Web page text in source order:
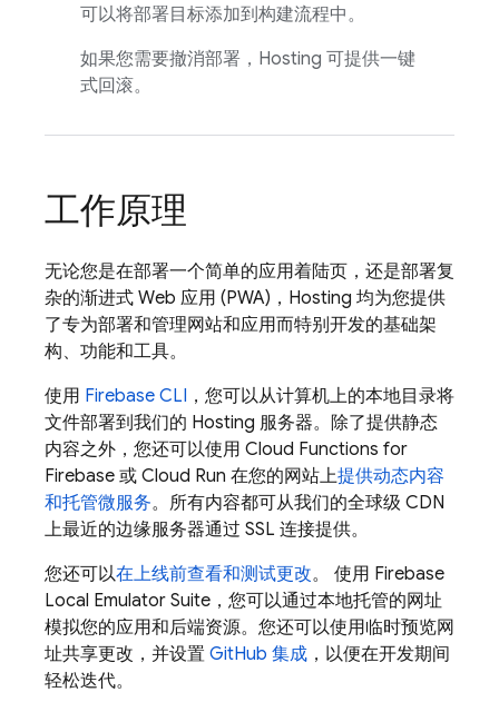
可以将部署目标添加到构建流程中。
如果您需要撤消部署， Hosting 可提供一键
式回滚。
工作原理
无论您是在部署一个简单的应用着陆页，还是部署复
杂的渐进式 Web 应用 (PWA)， Hosting 均为您提供
了专为部署和管理网站和应用而特别开发的基础架
构、功能和工具。
使用 Firebase CLI ，您可以从计算机上的本地目录将
文件部署到我们的 Hosting 服务器。除了提供静态
内容之外，您还可以使用 Cloud Functions for
Firebase 或 Cloud Run 在您的网站上提供动态内容
和托管微服务。所有内容都可从我们的全球级 CDN
上最近的边缘服务器通过 SSL 连接提供。
您还可以在上线前查看和测试更改。 使用 Firebase
Local Emulator Suite ，您可以通过本地托管的网址
模拟您的应用和后端资源。您还可以使用临时预览网
址共享更改，并设置 GitHub 集成 ，以便在开发期间
轻松迭代。